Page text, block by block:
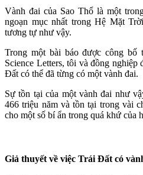
Vành đai của Sao Thổ là một
ngoạn mục nhất trong Hệ Mặt
tương tự như vậy.
Trong một bài báo được công bố
Science Letters, tôi và đồng nghiệp
Đất có thể đã từng có một vành đai.
Sự tồn tại của một vành đai như
466 triệu năm và tồn tại trong vài
cho một số bí ẩn trong quá khứ của
Giả thuyết về việc Trái Đất có